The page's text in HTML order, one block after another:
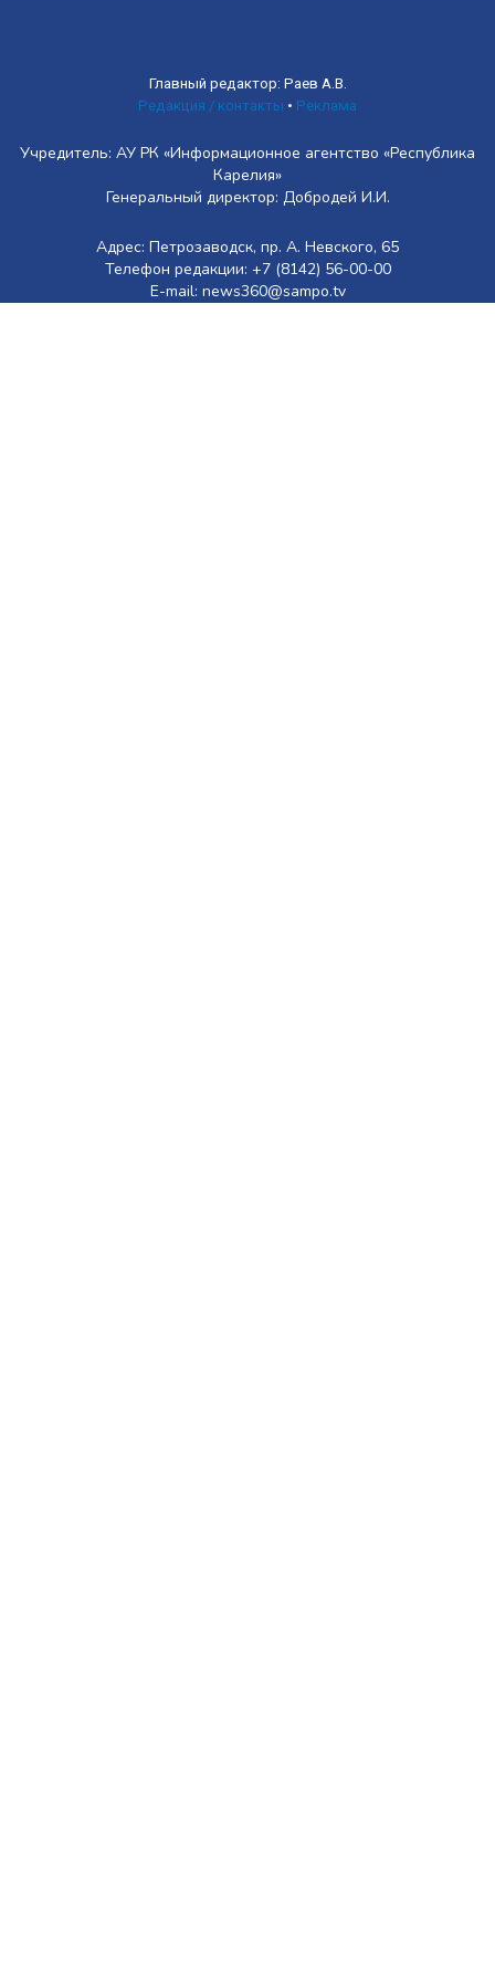
Главный редактор: Раев А.В.
Редакция / контакты • Реклама
Учредитель: АУ РК «Информационное агентство «Республика
Карелия»
Генеральный директор: Добродей И.И.
Адрес: Петрозаводск, пр. А. Невского, 65
Телефон редакции: +7 (8142) 56-00-00
E-mail: news360@sampo.tv